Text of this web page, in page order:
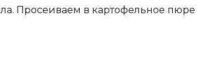
Просеиваем в картофельное